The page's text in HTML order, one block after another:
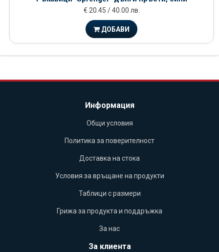
€ 20.45 / 40.00 лв.
ДОБАВИ
Информация
Общи условия
Политика за поверителност
Доставка на стока
Условия за връщане на продукти
Таблици с размери
Грижа за продукта и поддръжка
За нас
За клиента